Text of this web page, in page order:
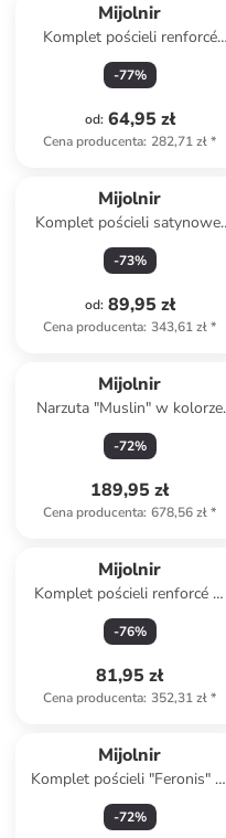
Mijolnir
Komplet pościeli renforcé
"Plain" w kolorze turkusowym
-77%
od: 64,95 zł
Cena producenta: 282,71 zł*
Mijolnir
Komplet pościeli satynowej
"Elegant" w kolorze
kremowym
-73%
od: 89,95 zł
Cena producenta: 343,61 zł*
Mijolnir
Narzuta "Muslin" w kolorze
antracytowym
-72%
189,95 zł
Cena producenta: 678,56 zł*
Mijolnir
Komplet pościeli renforcé w
kolorze biało-beżowym
-76%
81,95 zł
Cena producenta: 352,31 zł*
Mijolnir
Komplet pościeli "Feronis" w
kolorze biało-błękitnym
-72%